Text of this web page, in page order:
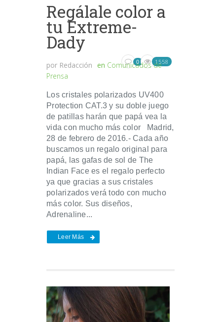
Regálale color a
tu Extreme-
Dady
por Redacción en Comunicados de
Prensa
0 1558
Los cristales polarizados UV400
Protection CAT.3 y su doble juego
de patillas harán que papá vea la
vida con mucho más color Madrid,
28 de febrero de 2016.- Cada año
buscamos un regalo original para
papá, las gafas de sol de The
Indian Face es el regalo perfecto
ya que gracias a sus cristales
polarizados verá todo con mucho
más color. Sus diseños,
Adrenaline...
Leer Más